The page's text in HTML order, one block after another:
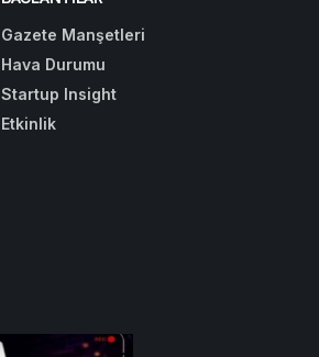
Gazete Manşetleri
Hava Durumu
Startup Insight
Etkinlik